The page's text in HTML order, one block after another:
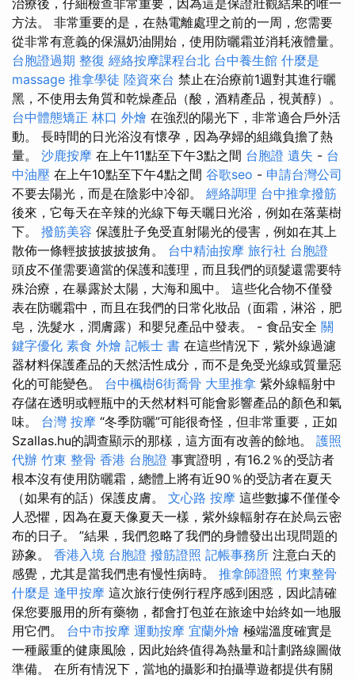
治療後，仔細檢查非常重要，因為這是保證壯觀結果的唯一
方法。 非常重要的是，在熱電離處理之前的一周，您需要
從非常有意義的保濕奶油開始，使用防曬霜並消耗液體量。
台胞證過期 整復 經絡按摩課程台北 台中養生館 什麼是
massage 推拿學徒 陸資來台 禁止在治療前1週對其進行曬
黑，不使用去角質和乾燥產品（酸，酒精產品，視黃醇）。
台中體態矯正 林口 外燴 在強烈的陽光下，非常適合戶外活
動。 長時間的日光浴沒有懷孕，因為孕婦的組織負擔了熱
量。 沙鹿按摩 在上午11點至下午3點之間 台胞證 遺失 - 台
中油壓 在上午10點至下午4點之間 谷歌seo - 申請台灣公司
不要去陽光，而是在陰影中冷卻。 經絡調理 台中推拿撥筋
後來，它每天在辛辣的光線下每天曬日光浴，例如在落葉樹
下。 撥筋美容 保護肚子免受直射陽光的侵害，例如在其上
散佈一條輕披披披披披角。 台中精油按摩 旅行社 台胞證
頭皮不僅需要適當的保護和護理，而且我們的頭髮還需要特
殊治療，在暴露於太陽，大海和風中。 這些化合物不僅發
表在防曬霜中，而且在我們的日常化妝品（面霜，淋浴，肥
皂，洗髮水，潤膚露）和嬰兒產品中發表。 - 食品安全 關
鍵字優化 素食 外燴 記帳士 書 在這些情況下，紫外線過濾
器材料保護產品的天然活性成分，而不是免受光線或質量惡
化的可能變色。 台中楓樹6街喬骨 大里推拿 紫外線輻射中
存儲在透明或輕瓶中的天然材料可能會影響產品的顏色和氣
味。 台灣 按摩 “冬季防曬”可能很奇怪，但非常重要，正如
Szallas.hu的調查顯示的那樣，這方面有改善的餘地。 護照
代辦 竹東 整骨 香港 台胞證 事實證明，有16.2％的受訪者
根本沒有使用防曬霜，總體上將有近90％的受訪者在夏天
（如果有的話）保護皮膚。 文心路 按摩 這些數據不僅僅令
人恐懼，因為在夏天像夏天一樣，紫外線輻射存在於烏云密
布的日子。 ”結果，我們忽略了我們的身體發出出現問題的
跡象。 香港入境 台胞證 撥筋證照 記帳事務所 注意白天的
感覺，尤其是當我們患有慢性病時。 推拿師證照 竹東整骨
什麼是 逢甲按摩 這次旅行使例行程序感到困惑，因此請確
保您要服用的所有藥物，都會打包並在旅途中始終如一地服
用它們。 台中市按摩 運動按摩 宜蘭外燴 極端溫度確實是
一種嚴重的健康風險，因此始終值得為熱量和計劃路線圖做
準備。 在所有情況下，當地的攝影和拍攝導遊都提供有關